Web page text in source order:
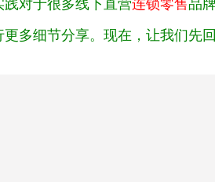
对于很多线下直营连锁零售品
多细节分享。 现在，让我们先